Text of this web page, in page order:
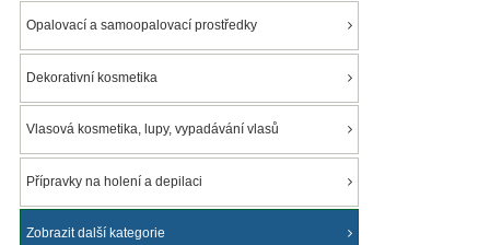
Opalovací a samoopalovací prostředky
Dekorativní kosmetika
Vlasová kosmetika, lupy, vypadávání vlasů
Přípravky na holení a depilaci
Zobrazit další kategorie